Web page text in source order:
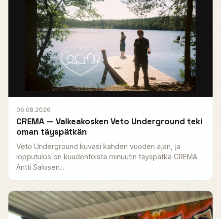
06.08.2026
CREMA — Valkeakosken Veto Underground teki
oman täyspätkän
Veto Underground kuvasi kahden vuoden ajan, ja
lopputulos on kuudentoista minuutin täyspätkä CREMA.
Antti Salosen...